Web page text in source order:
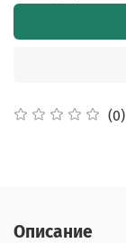
(0)
Описание